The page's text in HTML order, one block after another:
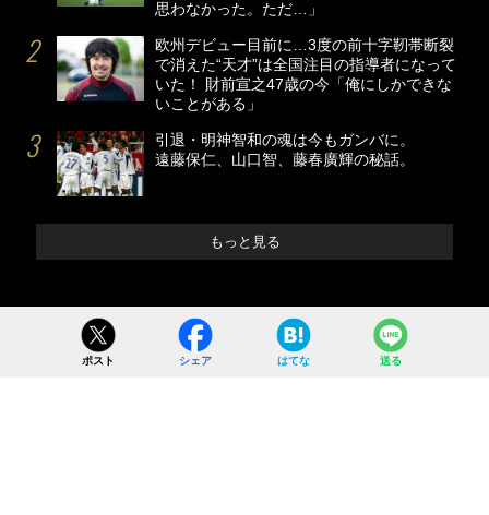
思わなかった。ただ…」
欧州デビュー目前に…3度の前十字靭帯断裂
で消えた“天才”は全国注目の指導者になって
いた！ 財前宣之47歳の今「俺にしかできな
いことがある」
引退・明神智和の魂は今もガンバに。
遠藤保仁、山口智、藤春廣輝の秘話。
もっと見る
ポスト シェア はてな 送る